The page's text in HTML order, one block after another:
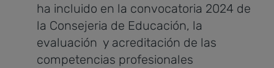
ha incluido en la convocatoria 2024 de
la Consejeria de Educación, la
evaluación y acreditación de las
competencias profesionales